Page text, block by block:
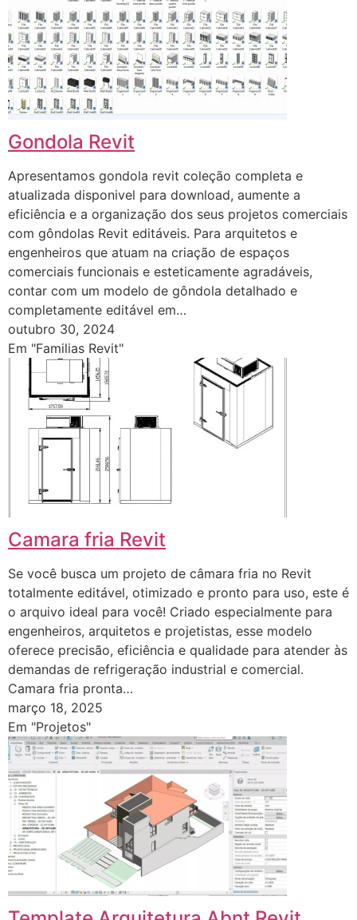
Gondola Revit
Apresentamos gondola revit coleção completa e
atualizada disponivel para download, aumente a
eficiência e a organização dos seus projetos comerciais
com gôndolas Revit editáveis. Para arquitetos e
engenheiros que atuam na criação de espaços
comerciais funcionais e esteticamente agradáveis,
contar com um modelo de gôndola detalhado e
completamente editável em…
outubro 30, 2024
Em "Familias Revit"
Camara fria Revit
Se você busca um projeto de câmara fria no Revit
totalmente editável, otimizado e pronto para uso, este é
o arquivo ideal para você! Criado especialmente para
engenheiros, arquitetos e projetistas, esse modelo
oferece precisão, eficiência e qualidade para atender às
demandas de refrigeração industrial e comercial.
Camara fria pronta…
março 18, 2025
Em "Projetos"